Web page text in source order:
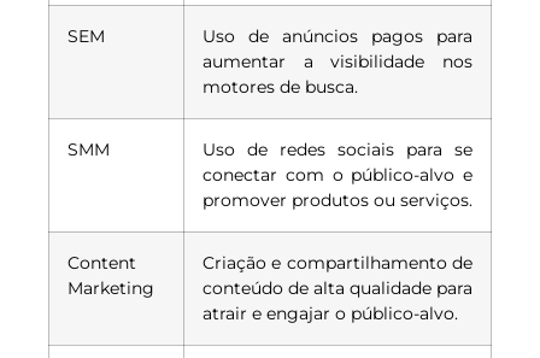
SEM
Uso de anúncios pagos para
aumentar a visibilidade nos
motores de busca.
SMM
Uso de redes sociais para se
conectar com o público-alvo e
promover produtos ou serviços.
Content
Marketing
Criação e compartilhamento de
conteúdo de alta qualidade para
atrair e engajar o público-alvo.